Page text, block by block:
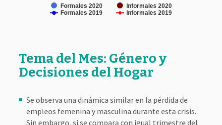
Formales 2020
Informales 2020
Formales 2019
Informales 2019
Tema del Mes: Género y
Decisiones del Hogar
Se observa una dinámica similar en la pérdida de
empleos femenina y masculina durante esta crisis.
Sin embargo, si se compara con igual trimestre del